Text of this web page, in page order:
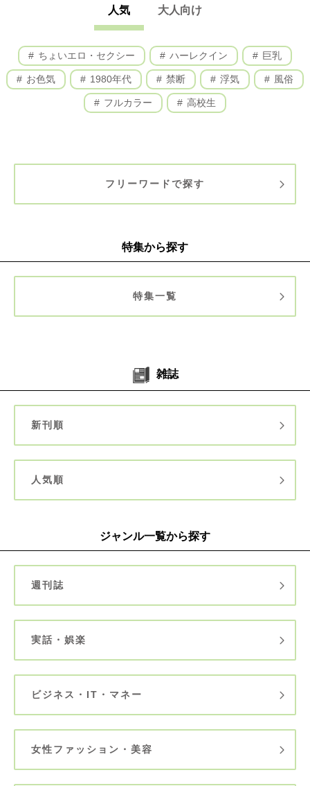
人気 大人向け
ちょいエロ・セクシー ハーレクイン 巨乳
お色気 1980年代 禁断 浮気 風俗
フルカラー 高校生
フリーワードで探す
特集から探す
特集一覧
雑誌
新刊順
人気順
ジャンル一覧から探す
週刊誌
実話・娯楽
ビジネス・IT・マネー
女性ファッション・美容